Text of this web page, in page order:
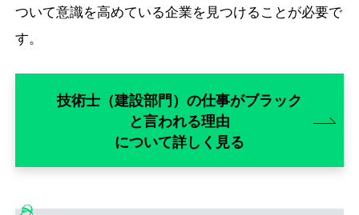
ついて意識を高めている企業を見つけることが必要で
す。
技術士（建設部門）の仕事がブラック
と言われる理由
について詳しく見る